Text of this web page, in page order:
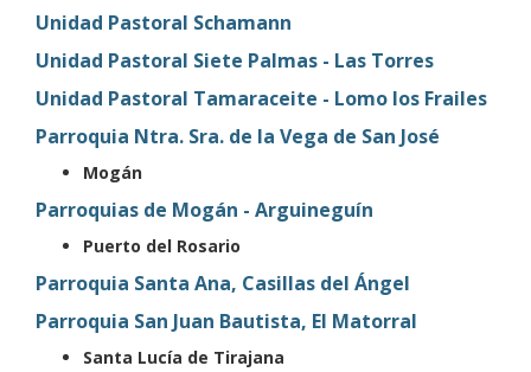
Unidad Pastoral Schamann
Unidad Pastoral Siete Palmas - Las Torres
Unidad Pastoral Tamaraceite - Lomo los Frailes
Parroquia Ntra. Sra. de la Vega de San José
Mogán
Parroquias de Mogán - Arguineguín
Puerto del Rosario
Parroquia Santa Ana, Casillas del Ángel
Parroquia San Juan Bautista, El Matorral
Santa Lucía de Tirajana